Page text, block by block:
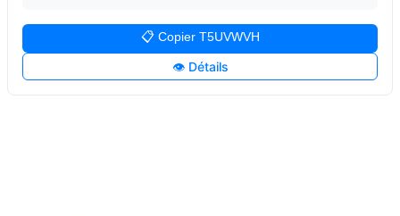
📋 Copier T5UVWVH
👁️ Détails